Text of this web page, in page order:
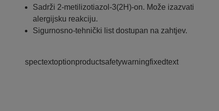
Sadrži 2-metilizotiazol-3(2H)-on. Može izazvati
alergijsku reakciju.
Sigurnosno-tehnički list dostupan na zahtjev.
spectextoptionproductsafetywarningfixedtext